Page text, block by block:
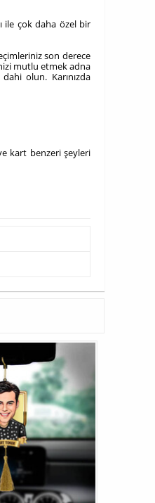
ile çok daha özel bir
son derece
mutlu etmek adna
olun. Karınızda
kart benzeri şeyleri